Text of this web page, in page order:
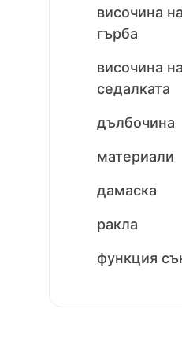
височина на
гърба
височина на
седалката
дълбочина
материали
дамаска
ракла
функция